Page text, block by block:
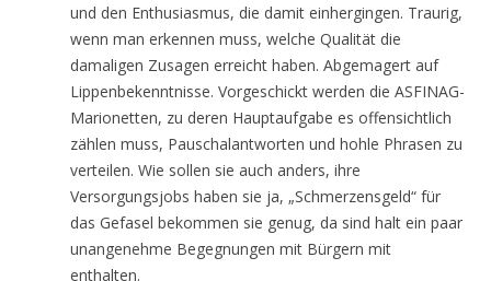
und den Enthusiasmus, die damit einhergingen. Traurig,
wenn man erkennen muss, welche Qualität die
damaligen Zusagen erreicht haben. Abgemagert auf
Lippenbekenntnisse. Vorgeschickt werden die ASFINAG-
Marionetten, zu deren Hauptaufgabe es offensichtlich
zählen muss, Pauschalantworten und hohle Phrasen zu
verteilen. Wie sollen sie auch anders, ihre
Versorgungsjobs haben sie ja, „Schmerzensgeld“ für
das Gefasel bekommen sie genug, da sind halt ein paar
unangenehme Begegnungen mit Bürgern mit
enthalten.